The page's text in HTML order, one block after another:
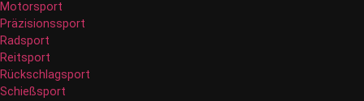
Motorsport
Präzisionssport
Radsport
Reitsport
Rückschlagsport
Schießsport